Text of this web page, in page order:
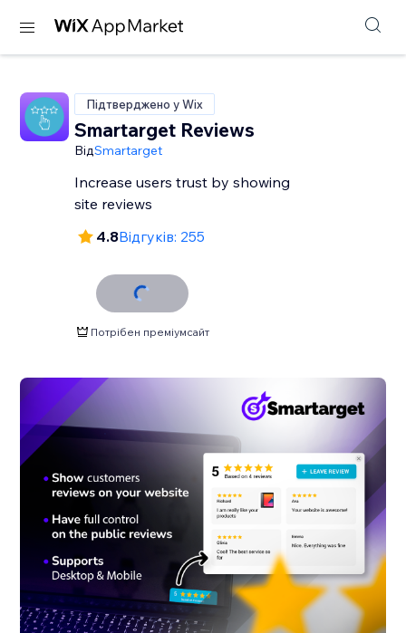
Підтверджено у Wix
Smartarget Reviews
ВідSmartarget
Increase users trust by showing
site reviews
4.8Відгуків: 255
Потрібен преміумсайт